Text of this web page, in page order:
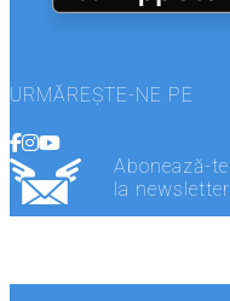
URMĂREȘTE-NE PE
Abonează-te
la newsletter